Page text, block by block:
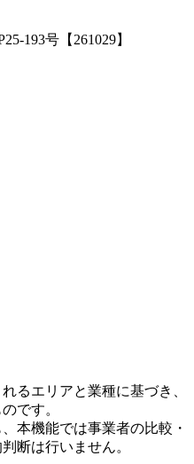
193号【261029】
るエリアと業種に基づき、
です。
本機能では事業者の比較・
断は行いません。